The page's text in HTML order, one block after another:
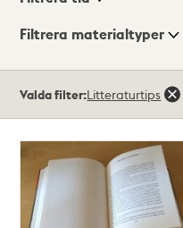
Visningsläge
Filtrera materialtyper
träffar
Valda filter:Litteraturtips